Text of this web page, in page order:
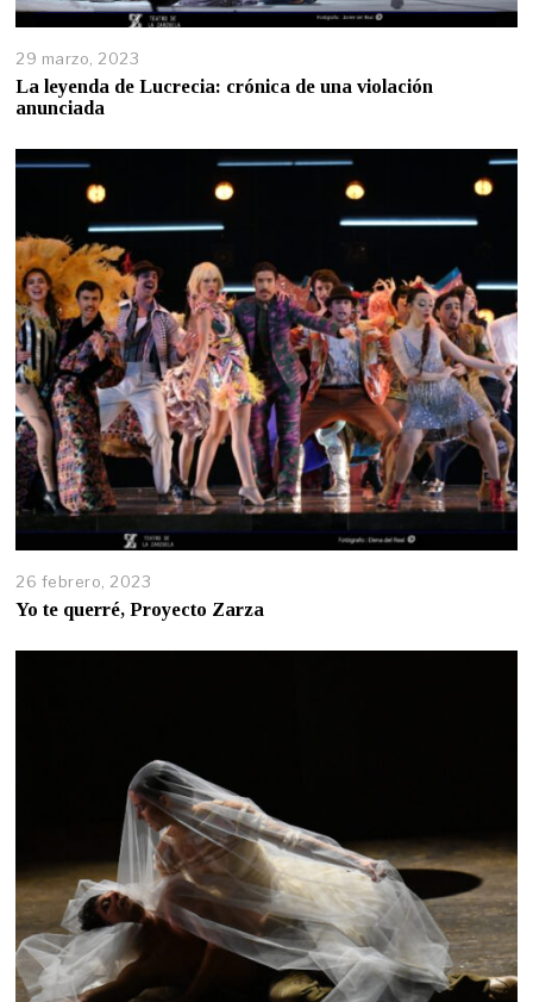
29 marzo, 2023
La leyenda de Lucrecia: crónica de una violación
anunciada
26 febrero, 2023
Yo te querré, Proyecto Zarza